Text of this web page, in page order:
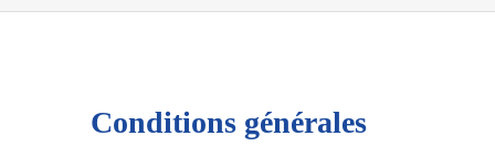
Conditions générales